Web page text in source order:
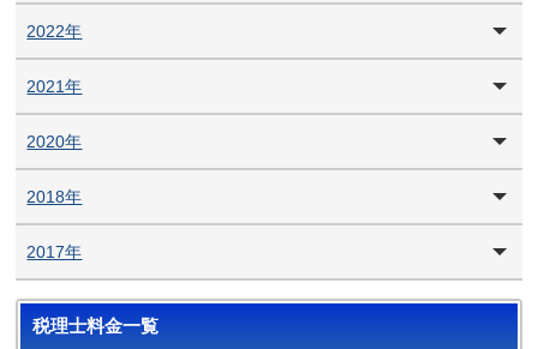
2022年
2021年
2020年
2018年
2017年
税理士料金一覧